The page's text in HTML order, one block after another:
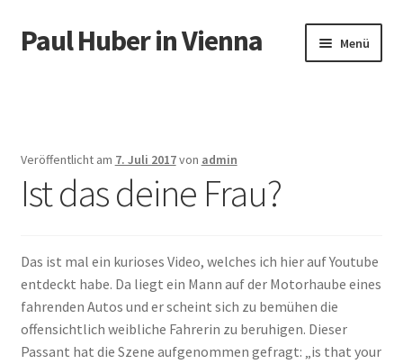
Zur
Navigation
Zum
Inhalt
Paul Huber in Vienna Menü
Veröffentlicht am 7. Juli 2017von admin
Ist das deine Frau?
Das ist mal ein kurioses Video, welches ich hier auf Youtube
entdeckt habe. Da liegt ein Mann auf der Motorhaube eines
fahrenden Autos und er scheint sich zu bemühen die
offensichtlich weibliche Fahrerin zu beruhigen. Dieser
Passant hat die Szene aufgenommen gefragt: „is that your